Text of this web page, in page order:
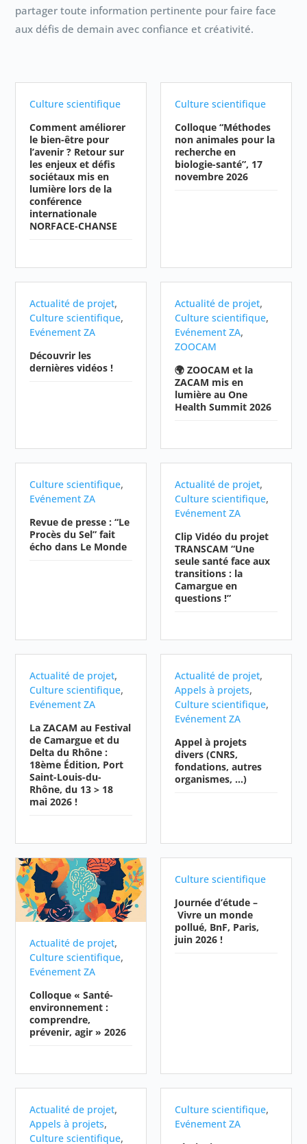
partager toute information pertinente pour faire face
aux défis de demain avec confiance et créativité.
Culture scientifique
Comment améliorer
le bien-être pour
l’avenir ? Retour sur
les enjeux et défis
sociétaux mis en
lumière lors de la
conférence
internationale
NORFACE-CHANSE
Culture scientifique
Colloque “Méthodes
non animales pour la
recherche en
biologie-santé”, 17
novembre 2026
Actualité de projet,
Culture scientifique,
Evénement ZA
Découvrir les
dernières vidéos !
Actualité de projet,
Culture scientifique,
Evénement ZA,
ZOOCAM
🌍 ZOOCAM et la
ZACAM mis en
lumière au One
Health Summit 2026
Culture scientifique,
Evénement ZA
Revue de presse : “Le
Procès du Sel” fait
écho dans Le Monde
Actualité de projet,
Culture scientifique,
Evénement ZA
Clip Vidéo du projet
TRANSCAM “Une
seule santé face aux
transitions : la
Camargue en
questions !”
Actualité de projet,
Culture scientifique,
Evénement ZA
La ZACAM au Festival
de Camargue et du
Delta du Rhône :
18ème Édition, Port
Saint-Louis-du-
Rhône, du 13 > 18
mai 2026 !
Actualité de projet,
Appels à projets,
Culture scientifique,
Evénement ZA
Appel à projets
divers (CNRS,
fondations, autres
organismes, …)
Actualité de projet,
Culture scientifique,
Evénement ZA
Colloque « Santé-
environnement :
comprendre,
prévenir, agir » 2026
Culture scientifique
Journée d’étude –
Vivre un monde
pollué, BnF, Paris,
juin 2026 !
Actualité de projet,
Appels à projets,
Culture scientifique,
Culture scientifique,
Evénement ZA